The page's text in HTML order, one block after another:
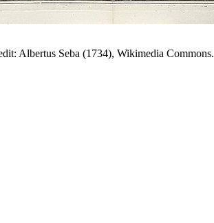
Albertus Seba (1734), Wikimedia Commons.